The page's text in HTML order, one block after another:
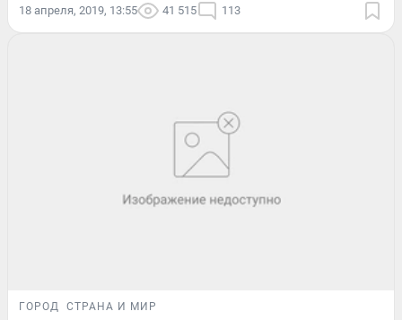
18 апреля, 2019, 13:55 41 515 113
ГОРОД СТРАНА И МИР